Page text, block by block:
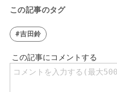
この記事のタグ
#吉田鈴